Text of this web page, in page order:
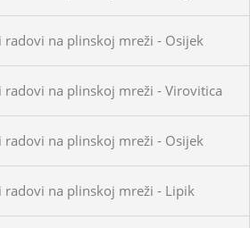
na plinskoj mreži - Osijek
na plinskoj mreži - Virovitica
na plinskoj mreži - Osijek
na plinskoj mreži - Lipik